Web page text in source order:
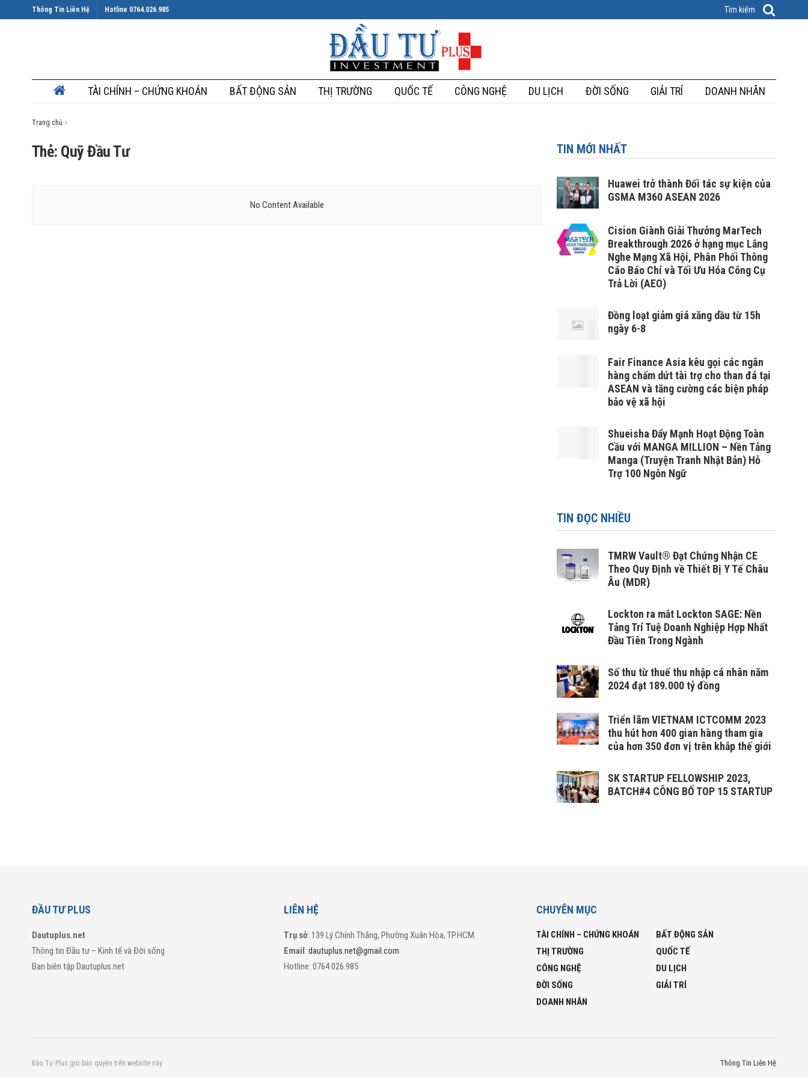
Thông Tin Liên Hệ Hotline 0764.026.985
TÀI CHÍNH – CHỨNG KHOÁN BẤT ĐỘNG SẢN THỊ TRƯỜNG QUỐC TẾ CÔNG NGHỆ DU LỊCH ĐỜI SỐNG GIẢI TRÍ DOANH NHÂN
Trang chủ »
Thẻ: Quỹ Đầu Tư
No Content Available
TIN MỚI NHẤT
Huawei trở thành Đối tác sự kiện của
GSMA M360 ASEAN 2026
Cision Giành Giải Thưởng MarTech
Breakthrough 2026 ở hạng mục Lắng
Nghe Mạng Xã Hội, Phân Phối Thông
Cáo Báo Chí và Tối Ưu Hóa Công Cụ
Trả Lời (AEO)
Đồng loạt giảm giá xăng dầu từ 15h
ngày 6-8
Fair Finance Asia kêu gọi các ngân
hàng chấm dứt tài trợ cho than đá tại
ASEAN và tăng cường các biện pháp
bảo vệ xã hội
Shueisha Đẩy Mạnh Hoạt Động Toàn
Cầu với MANGA MILLION – Nền Tảng
Manga (Truyện Tranh Nhật Bản) Hỗ
Trợ 100 Ngôn Ngữ
TIN ĐỌC NHIỀU
TMRW Vault® Đạt Chứng Nhận CE
Theo Quy Định về Thiết Bị Y Tế Châu
Âu (MDR)
Lockton ra mắt Lockton SAGE: Nền
Tảng Trí Tuệ Doanh Nghiệp Hợp Nhất
Đầu Tiên Trong Ngành
Số thu từ thuế thu nhập cá nhân năm
2024 đạt 189.000 tỷ đồng
Triển lãm VIETNAM ICTCOMM 2023
thu hút hơn 400 gian hàng tham gia
của hơn 350 đơn vị trên khắp thế giới
SK STARTUP FELLOWSHIP 2023,
BATCH#4 CÔNG BỐ TOP 15 STARTUP
ĐẦU TƯ PLUS
Dautuplus.net
Thông tin Đầu tư – Kinh tế và Đời sống
Ban biên tập Dautuplus.net
LIÊN HỆ
Trụ sở: 139 Lý Chính Thắng, Phường Xuân Hòa, TP.HCM.
Email:dautuplus.net@gmail.com
Hotline: 0764.026.985
CHUYÊN MỤC
TÀI CHÍNH – CHỨNG KHOÁN
BẤT ĐỘNG SẢN
THỊ TRƯỜNG
QUỐC TẾ
CÔNG NGHỆ
DU LỊCH
ĐỜI SỐNG
GIẢI TRÍ
DOANH NHÂN
Thông Tin Liên Hệ
Đầu Tư Plus giữ bản quyền trên website này